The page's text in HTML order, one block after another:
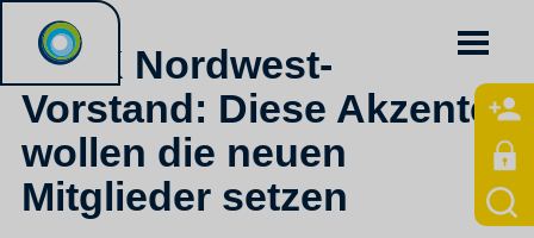
DBfK Nordwest-
Vorstand: Diese Akzente
wollen die neuen
Mitglieder setzen